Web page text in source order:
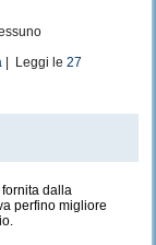
| Leggi le 27
dalla
perfino migliore